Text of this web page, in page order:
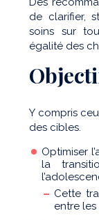
de clarifier,
soins sur
égalité des
Y compris
des cibles.
Optimiser
la
Cette
entre